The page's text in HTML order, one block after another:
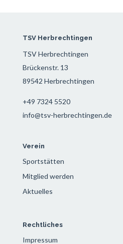
TSV Herbrechtingen
TSV Herbrechtingen
Brückenstr. 13
89542 Herbrechtingen
+49 7324 5520
info@tsv-herbrechtingen.de
Verein
Sportstätten
Mitglied werden
Aktuelles
Rechtliches
Impressum